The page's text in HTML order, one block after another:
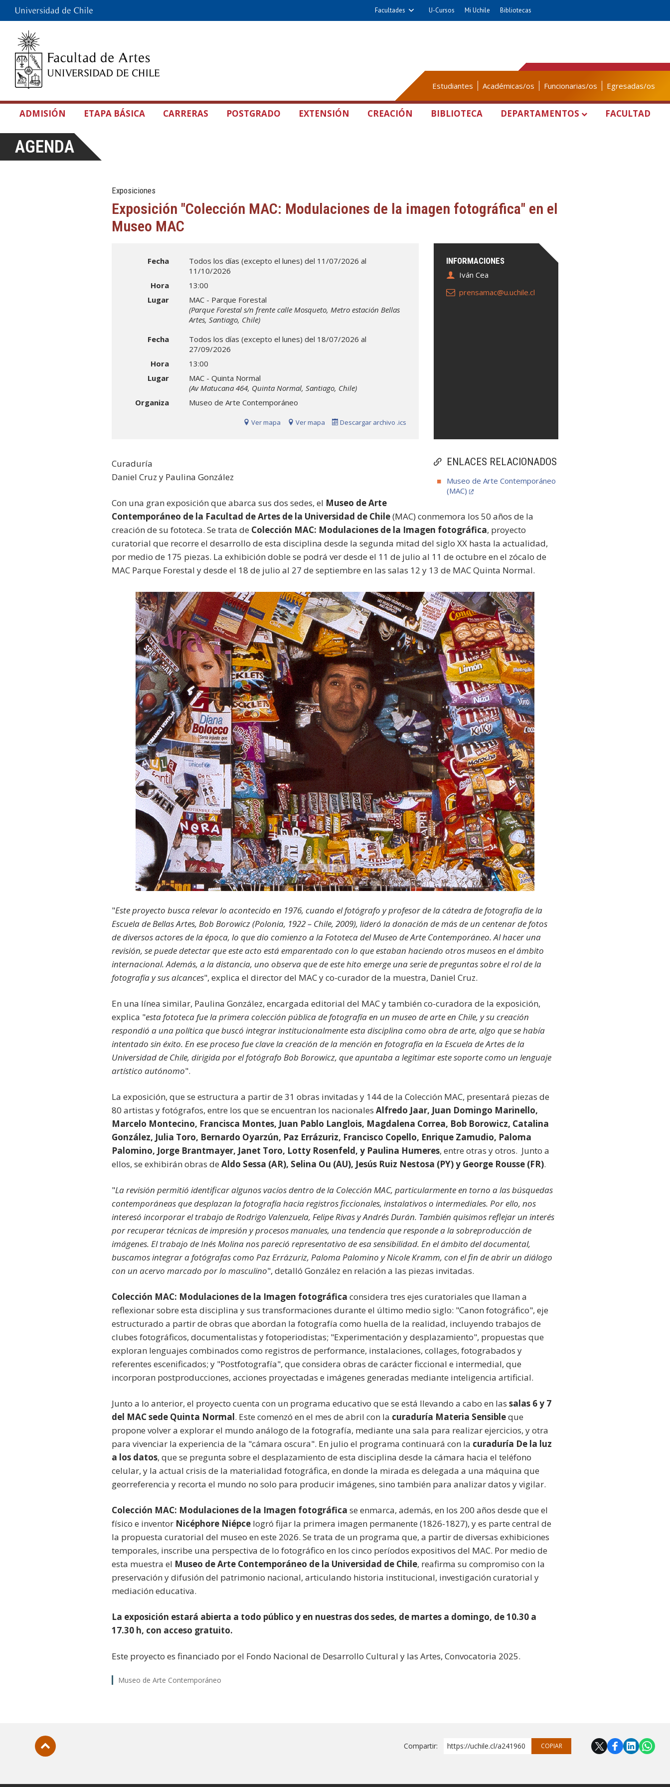
Facultades U-Cursos Mi Uchile Bibliotecas
Estudiantes Académicas/os Funcionarias/os Egresadas/os
ADMISIÓN ETAPA BÁSICA CARRERAS POSTGRADO EXTENSIÓN CREACIÓN BIBLIOTECA DEPARTAMENTOS FACULTAD
AGENDA
Exposiciones
Exposición "Colección MAC: Modulaciones de la imagen fotográfica" en el
Museo MAC
INFORMACIONES
Iván Cea
prensamac@u.uchile.cl
Fecha
Todos los días (excepto el lunes) del 11/07/2026 al
11/10/2026
Hora
13:00
Lugar
MAC - Parque Forestal
(Parque Forestal s/n frente calle Mosqueto, Metro estación Bellas
Artes, Santiago, Chile)
Fecha
Todos los días (excepto el lunes) del 18/07/2026 al
27/09/2026
Hora
13:00
Lugar
MAC - Quinta Normal
(Av Matucana 464, Quinta Normal, Santiago, Chile)
Organiza
Museo de Arte Contemporáneo
Ver mapa Ver mapa Descargar archivo .ics
ENLACES RELACIONADOS
Museo de Arte Contemporáneo
(MAC)
Curaduría
Daniel Cruz y Paulina González
Con una gran exposición que abarca sus dos sedes, el Museo de Arte
Contemporáneo de la Facultad de Artes de la Universidad de Chile(MAC) conmemora los 50 años de la
creación de su fototeca. Se trata de Colección MAC: Modulaciones de la Imagen fotográfica, proyecto
curatorial que recorre el desarrollo de esta disciplina desde la segunda mitad del siglo XX hasta la actualidad,
por medio de 175 piezas. La exhibición doble se podrá ver desde el 11 de julio al 11 de octubre en el zócalo de
MAC Parque Forestal y desde el 18 de julio al 27 de septiembre en las salas 12 y 13 de MAC Quinta Normal.
"Este proyecto busca relevar lo acontecido en 1976, cuando el fotógrafo y profesor de la cátedra de fotografía de la
Escuela de Bellas Artes, Bob Borowicz (Polonia, 1922 – Chile, 2009), lideró la donación de más de un centenar de fotos
de diversos actores de la época, lo que dio comienzo a la Fototeca del Museo de Arte Contemporáneo. Al hacer una
revisión, se puede detectar que este acto está emparentado con lo que estaban haciendo otros museos en el ámbito
internacional. Además, a la distancia, uno observa que de este hito emerge una serie de preguntas sobre el rol de la
fotografía y sus alcances", explica el director del MAC y co-curador de la muestra, Daniel Cruz.
En una línea similar, Paulina González, encargada editorial del MAC y también co-curadora de la exposición,
explica "esta fototeca fue la primera colección pública de fotografía en un museo de arte en Chile, y su creación
respondió a una política que buscó integrar institucionalmente esta disciplina como obra de arte, algo que se había
intentado sin éxito. En ese proceso fue clave la creación de la mención en fotografía en la Escuela de Artes de la
Universidad de Chile, dirigida por el fotógrafo Bob Borowicz, que apuntaba a legitimar este soporte como un lenguaje
artístico autónomo".
La exposición, que se estructura a partir de 31 obras invitadas y 144 de la Colección MAC, presentará piezas de
80 artistas y fotógrafos, entre los que se encuentran los nacionalesAlfredo Jaar, Juan Domingo Marinello,
Marcelo Montecino, Francisca Montes, Juan Pablo Langlois, Magdalena Correa, Bob Borowicz, Catalina
González, Julia Toro, Bernardo Oyarzún, Paz Errázuriz, Francisco Copello, Enrique Zamudio, Paloma
Palomino, Jorge Brantmayer, Janet Toro, Lotty Rosenfeld, y Paulina Humeres, entre otras y otros. Junto a
ellos, se exhibirán obras deAldo Sessa (AR), Selina Ou (AU), Jesús Ruiz Nestosa (PY) y George Rousse (FR).
"La revisión permitió identificar algunos vacíos dentro de la Colección MAC, particularmente en torno a las búsquedas
contemporáneas que desplazan la fotografía hacia registros ficcionales, instalativos o intermediales. Por ello, nos
interesó incorporar el trabajo de Rodrigo Valenzuela, Felipe Rivas y Andrés Durán. También quisimos reflejar un interés
por recuperar técnicas de impresión y procesos manuales, una tendencia que responde a la sobreproducción de
imágenes. El trabajo de Inés Molina nos pareció representativo de esa sensibilidad. En el ámbito del documental,
buscamos integrar a fotógrafas como Paz Errázuriz, Paloma Palomino y Nicole Kramm, con el fin de abrir un diálogo
con un acervo marcado por lo masculino", detalló González en relación a las piezas invitadas.
Colección MAC: Modulaciones de la Imagen fotográfica considera tres ejes curatoriales que llaman a
reflexionar sobre esta disciplina y sus transformaciones durante el último medio siglo: "Canon fotográfico", eje
estructurado a partir de obras que abordan la fotografía como huella de la realidad, incluyendo trabajos de
clubes fotográficos, documentalistas y fotoperiodistas; "Experimentación y desplazamiento", propuestas que
exploran lenguajes combinados como registros de performance, instalaciones, collages, fotograbados y
referentes escenificados; y "Postfotografía", que considera obras de carácter ficcional e intermedial, que
incorporan postproducciones, acciones proyectadas e imágenes generadas mediante inteligencia artificial.
Junto a lo anterior, el proyecto cuenta con un programa educativo que se está llevando a cabo en lassalas 6 y 7
del MAC sede Quinta Normal. Este comenzó en el mes de abril con la curaduría Materia Sensibleque
propone volver a explorar el mundo análogo de la fotografía, mediante una sala para realizar ejercicios, y otra
para vivenciar la experiencia de la "cámara oscura". En julio el programa continuará con la curaduría De la luz
a los datos, que se pregunta sobre el desplazamiento de esta disciplina desde la cámara hacia el teléfono
celular, y la actual crisis de la materialidad fotográfica, en donde la mirada es delegada a una máquina que
georreferencia y recorta el mundo no solo para producir imágenes, sino también para analizar datos y vigilar.
Colección MAC: Modulaciones de la Imagen fotográfica se enmarca, además, en los 200 años desde que el
físico e inventor Nicéphore Niépce logró fijar la primera imagen permanente (1826-1827), y es parte central de
la propuesta curatorial del museo en este 2026. Se trata de un programa que, a partir de diversas exhibiciones
temporales, inscribe una perspectiva de lo fotográfico en los cinco períodos expositivos del MAC. Por medio de
esta muestra el Museo de Arte Contemporáneo de la Universidad de Chile, reafirma su compromiso con la
preservación y difusión del patrimonio nacional, articulando historia institucional, investigación curatorial y
mediación educativa.
La exposición estará abierta a todo público y en nuestras dos sedes, de martes a domingo, de 10.30 a
17.30 h, con acceso gratuito.
Este proyecto es financiado por el Fondo Nacional de Desarrollo Cultural y las Artes, Convocatoria 2025.
Museo de Arte Contemporáneo
Compartir: https://uchile.cl/a241960 COPIAR